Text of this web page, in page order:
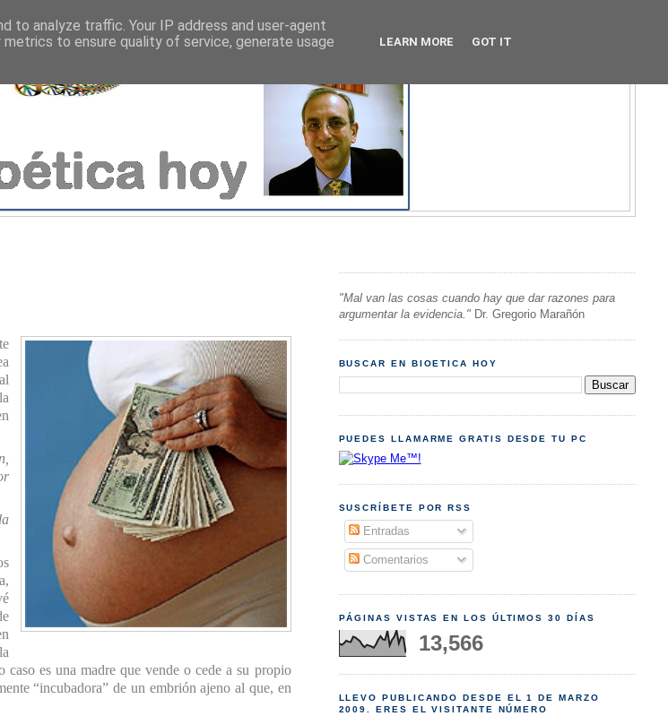
caso es una madre que vende o cede a su propio
“incubadora” de un embrión ajeno al que, en
"Mal van las cosas cuando hay que dar razones para
argumentar la evidencia." Dr. Gregorio Marañón
BUSCAR EN BIOETICA HOY
PUEDES LLAMARME GRATIS DESDE TU PC
SUSCRÍBETE POR RSS
Entradas
Comentarios
PÁGINAS VISTAS EN LOS ÚLTIMOS 30 DÍAS
13,566
LLEVO PUBLICANDO DESDE EL 1 DE MARZO
2009. ERES EL VISITANTE NÚMERO
to analyze traffic. Your IP address and user-agent
to ensure quality of service, generate usage
LEARN MORE GOT IT